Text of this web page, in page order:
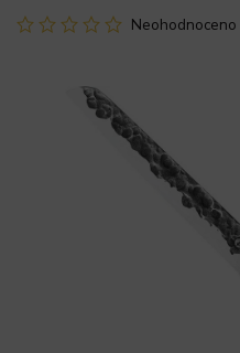
Neohodnoceno